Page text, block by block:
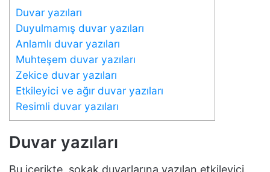
Duvar yazıları
Duyulmamış duvar yazıları
Anlamlı duvar yazıları
Muhteşem duvar yazıları
Zekice duvar yazıları
Etkileyici ve ağır duvar yazıları
Resimli duvar yazıları
Duvar yazıları
Bu içerikte, sokak duvarlarına yazılan etkileyici